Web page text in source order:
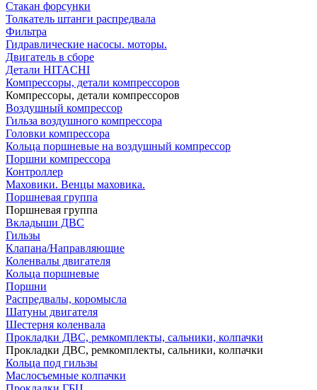
Стакан форсунки
Толкатель штанги распредвала
Фильтра
Гидравлические насосы. моторы.
Двигатель в сборе
Детали HITACHI
Компрессоры, детали компрессоров
Компрессоры, детали компрессоров
Воздушный компрессор
Гильза воздушного компрессора
Головки компрессора
Кольца поршневые на воздушный компрессор
Поршни компрессора
Контроллер
Маховики. Венцы маховика.
Поршневая группа
Поршневая группа
Вкладыши ДВС
Гильзы
Клапана/Направляющие
Коленвалы двигателя
Кольца поршневые
Поршни
Распредвалы, коромысла
Шатуны двигателя
Шестерня коленвала
Прокладки ДВС, ремкомплекты, сальники, колпачки
Прокладки ДВС, ремкомплекты, сальники, колпачки
Кольца под гильзы
Маслосъемные колпачки